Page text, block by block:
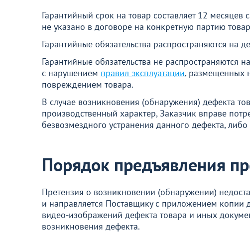
Акции
Гарантийный срок на товар составляет 12
не указано в договоре на конкретную партию
Гарантийные обязательства распространяются на
Гарантийные обязательства не распространяются
с нарушением правил эксплуатации, размещенных
повреждением товара.
В случае возникновения (обнаружения) дефекта
производственный характер, Заказчик вправе
безвозмездного устранения данного дефекта,
Порядок предъявления
Претензия о возникновении (обнаружении)
и направляется Поставщику с приложением копии
видео-изображений дефекта товара и иных
возникновения дефекта.